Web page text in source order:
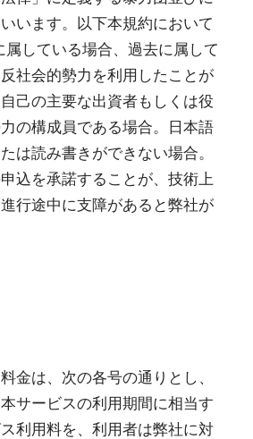
います。以下本規約において
属している場合、過去に属して
社会的勢力を利用したことが
己の主要な出資者もしくは役
の構成員である場合。日本語
は読み書きができない場合。
込を承諾することが、技術上
行途中に支障があると弊社が
金は、次の各号の通りとし、
サービスの利用期間に相当す
利用料を、利用者は弊社に対